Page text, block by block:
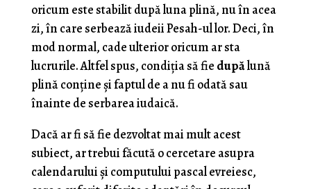
oricum este stabilit după luna plină, nu în acea
zi, în care serbează iudeii Pesah-ul lor. Deci, în
mod normal, cade ulterior oricum ar sta
lucrurile. Altfel spus, condiția să fie dupălună
plină conține și faptul de a nu fi odată sau
înainte de serbarea iudaică.
Dacă ar fi să fie dezvoltat mai mult acest
subiect, ar trebui făcută o cercetare asupra
calendarului și computului pascal evreiesc,